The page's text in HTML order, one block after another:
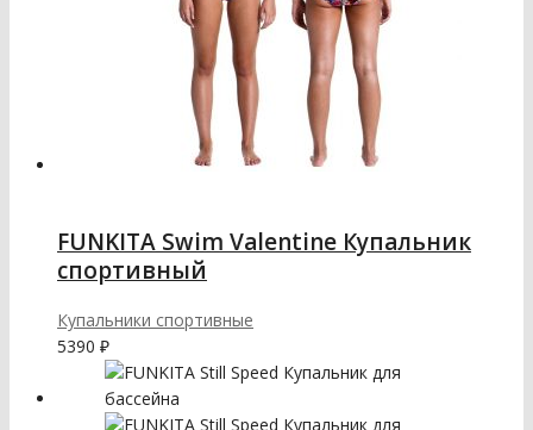
FUNKITA Swim Valentine Купальник
спортивный
Купальники спортивные
5390 ₽